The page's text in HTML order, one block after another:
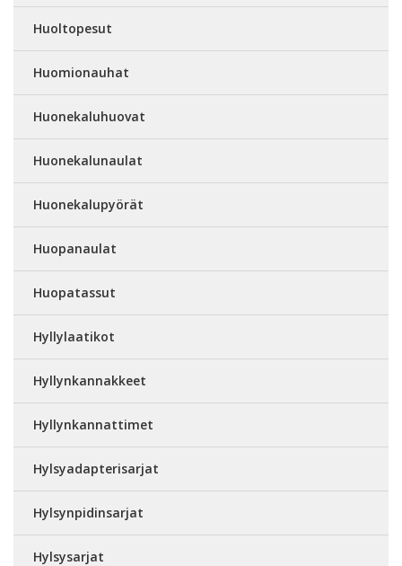
Huoltopesut
Huomionauhat
Huonekaluhuovat
Huonekalunaulat
Huonekalupyörät
Huopanaulat
Huopatassut
Hyllylaatikot
Hyllynkannakkeet
Hyllynkannattimet
Hylsyadapterisarjat
Hylsynpidinsarjat
Hylsysarjat